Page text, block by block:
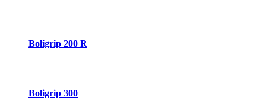
Boligrip 200 R
Boligrip 300